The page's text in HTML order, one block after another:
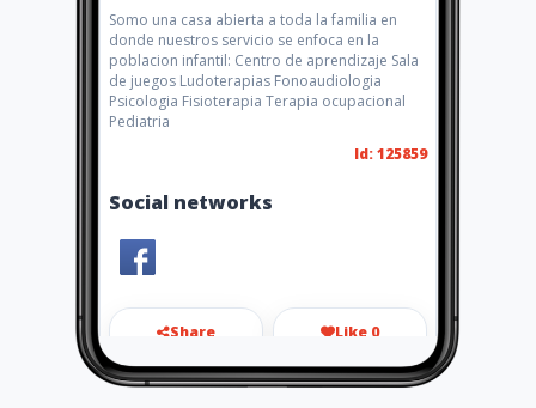
Somo una casa abierta a toda la familia en
donde nuestros servicio se enfoca en la
poblacion infantil: Centro de aprendizaje Sala
de juegos Ludoterapias Fonoaudiologia
Psicologia Fisioterapia Terapia ocupacional
Pediatria
Id: 125859
Social networks
Share Like 0